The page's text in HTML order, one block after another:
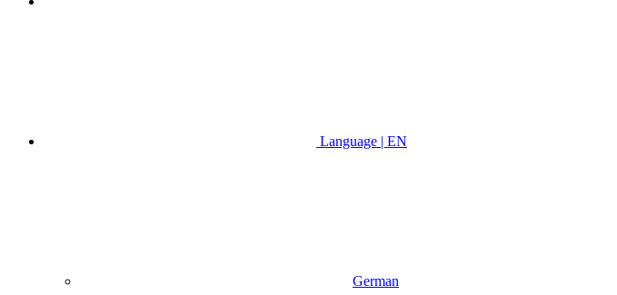
Language | EN
German